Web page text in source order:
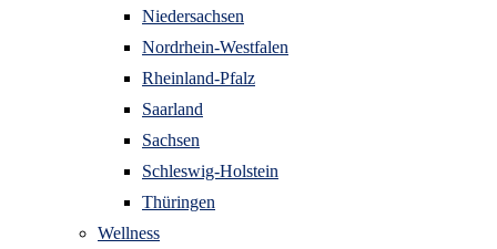
Niedersachsen
Nordrhein-Westfalen
Rheinland-Pfalz
Saarland
Sachsen
Schleswig-Holstein
Thüringen
Wellness